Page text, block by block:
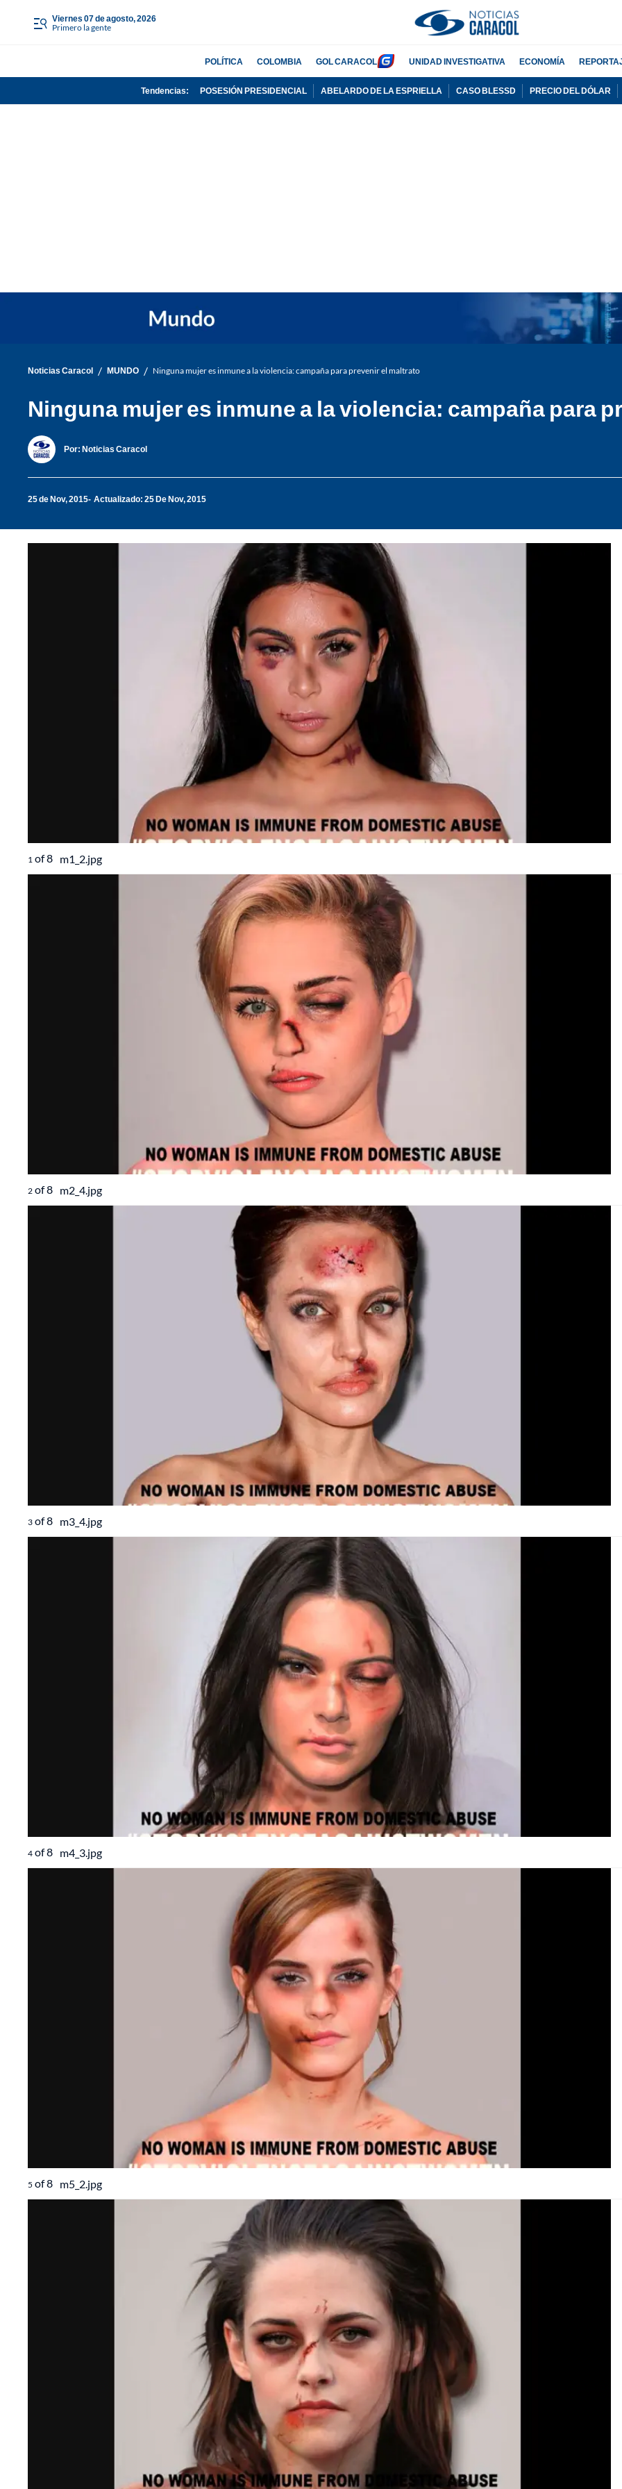
viernes 07 de agosto, 2026
Primero la gente
POLÍTICA COLOMBIA GOL CARACOL UNIDAD INVESTIGATIVA ECONOMÍA
Tendencias: POSESIÓN PRESIDENCIAL ABELARDO DE LA ESPRIELLA CASO BLESSD PRECIO DEL DÓLAR
Noticias Caracol / MUNDO / Ninguna mujer es inmune a la violencia: campaña para prevenir el maltrato
Ninguna mujer es inmune a la violencia: campaña para
Por: Noticias Caracol
25 de Nov, 2015 Actualizado: 25 De Nov, 2015
1 of8 m1_2.jpg
2 of8 m2_4.jpg
3 of8 m3_4.jpg
4 of8 m4_3.jpg
5 of8 m5_2.jpg